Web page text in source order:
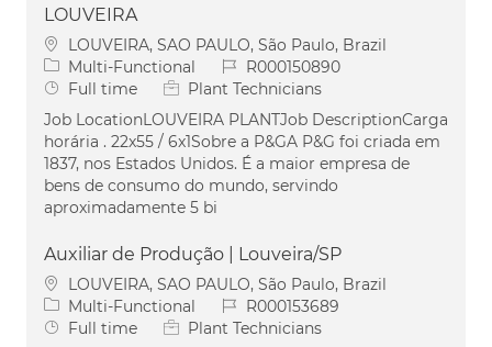
LOUVEIRA
Location
LOUVEIRA, SAO PAULO, São Paulo, Brazil
Category
Multi-Functional Job IdR000150890
Job Type
Full time
Plant Technicians
Job LocationLOUVEIRA PLANTJob DescriptionCarga
horária . 22x55 / 6x1Sobre a P&GA P&G foi criada em
1837, nos Estados Unidos. É a maior empresa de
bens de consumo do mundo, servindo
aproximadamente 5 bi
Auxiliar de Produção | Louveira/SP
Location
LOUVEIRA, SAO PAULO, São Paulo, Brazil
Category
Multi-Functional Job IdR000153689
Job Type
Full time
Plant Technicians